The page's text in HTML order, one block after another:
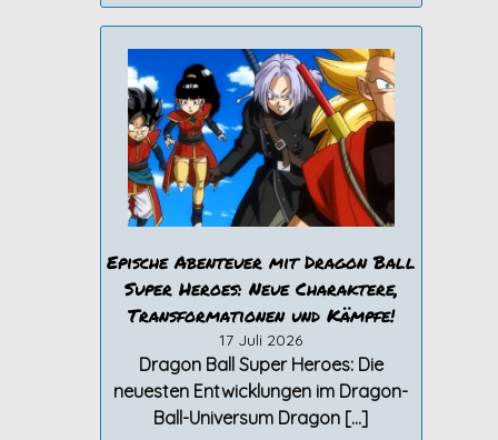
Epische Abenteuer mit Dragon Ball
Super Heroes: Neue Charaktere,
Transformationen und Kämpfe!
17 Juli 2026
Dragon Ball Super Heroes: Die
neuesten Entwicklungen im Dragon-
Ball-Universum Dragon […]